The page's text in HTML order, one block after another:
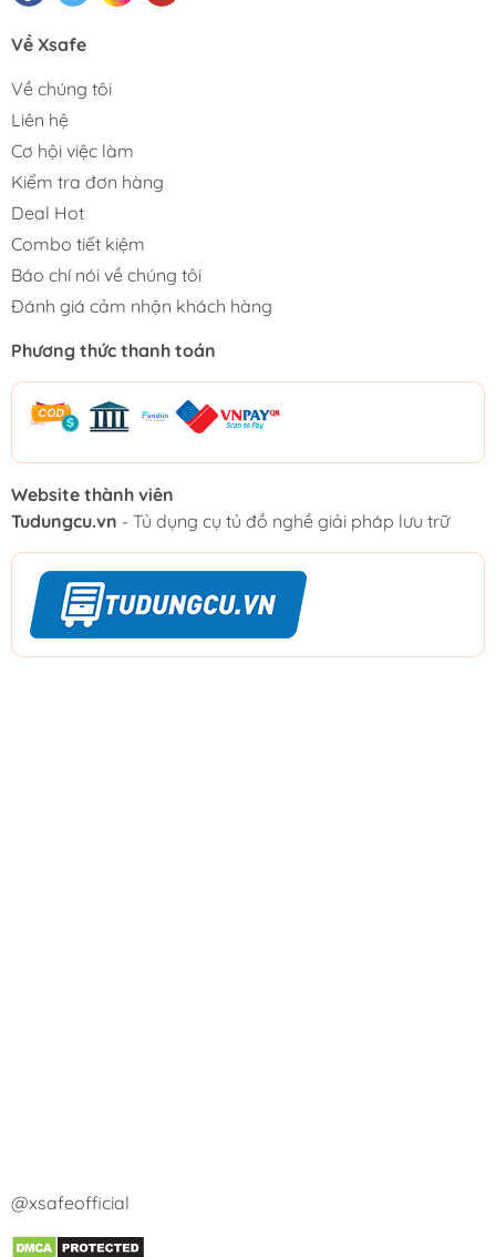
Về Xsafe
Về chúng tôi
Liên hệ
Cơ hội việc làm
Kiểm tra đơn hàng
Deal Hot
Combo tiết kiệm
Báo chí nói về chúng tôi
Đánh giá cảm nhận khách hàng
Phương thức thanh toán
Website thành viên
Tudungcu.vn - Tủ dụng cụ tủ đồ nghề giải pháp lưu trữ
@xsafeofficial